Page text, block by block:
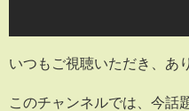
いつもご視聴いただき、あ
このチャンネルでは、今話